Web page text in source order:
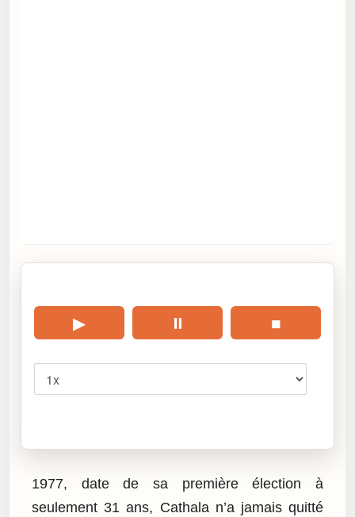
▶ ⏸ ■
1977, date de sa première élection à
seulement 31 ans, Cathala n’a jamais quitté